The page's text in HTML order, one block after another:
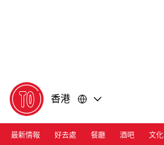
香港
最新情報 好去處 餐廳 酒吧 文化
Photograph: Courtesy Moxy Taichung